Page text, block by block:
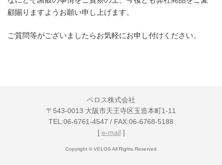
顧賜りますようお願い申し上げます。
ご質問等がございましたらお気軽にお申し付けください。
ベロス株式会社
〒543-0013 大阪市天王寺区玉造本町1-11
TEL:06-6761-4547 / FAX:06-6768-5188
[ e-mail ]
Copyright © VELOS All Rights Reserved